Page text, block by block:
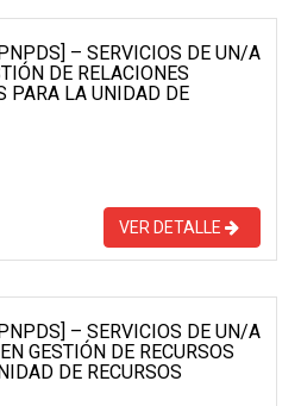
– SERVICIOS DE UN/A
DE RELACIONES
PARA LA UNIDAD DE
VER DETALLE
– SERVICIOS DE UN/A
GESTIÓN DE RECURSOS
DE RECURSOS